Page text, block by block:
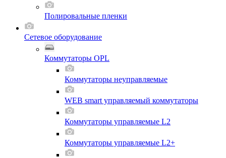
Полировальные пленки
Сетевое оборудование
Коммутаторы OPL
Коммутаторы неуправляемые
WEB smart управляемый коммутаторы
Коммутаторы управляемые L2
Коммутаторы управляемые L2+